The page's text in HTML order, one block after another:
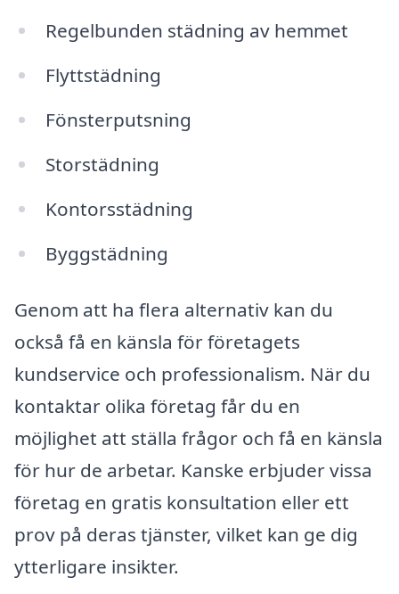
Regelbunden städning av hemmet
Flyttstädning
Fönsterputsning
Storstädning
Kontorsstädning
Byggstädning
Genom att ha flera alternativ kan du
också få en känsla för företagets
kundservice och professionalism. När du
kontaktar olika företag får du en
möjlighet att ställa frågor och få en känsla
för hur de arbetar. Kanske erbjuder vissa
företag en gratis konsultation eller ett
prov på deras tjänster, vilket kan ge dig
ytterligare insikter.